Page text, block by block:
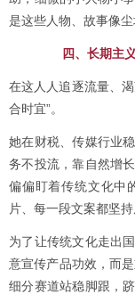
是这些人物、故事像
四、长期主
在这人人追逐流量、
合时宜”。
她在财税、传媒行业
务不投流，靠自然增
偏偏盯着传统文化中
片、每一段文案都坚
为了让传统文化走出
意宣传产品功效，而
细分赛道站稳脚跟，